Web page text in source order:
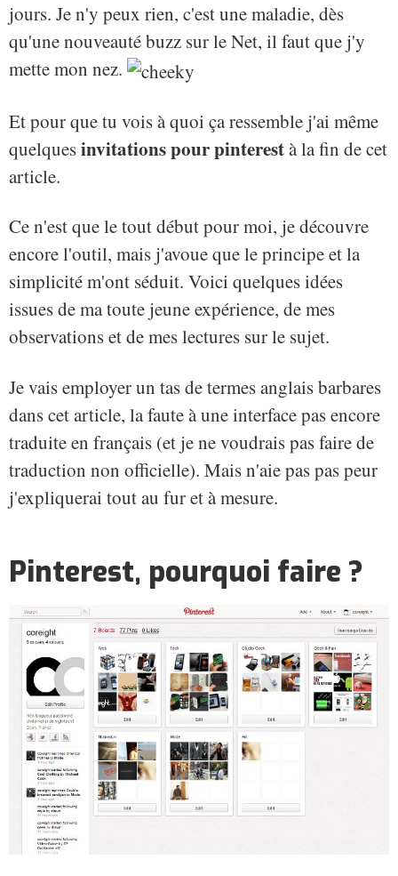
jours. Je n'y peux rien, c'est une maladie, dès
qu'une nouveauté buzz sur le Net, il faut que j'y
mette mon nez.
Et pour que tu vois à quoi ça ressemble j'ai même
quelquesinvitations pour pinterestà la fin de cet
article.
Ce n'est que le tout début pour moi, je découvre
encore l'outil, mais j'avoue que le principe et la
simplicité m'ont séduit. Voici quelques idées
issues de ma toute jeune expérience, de mes
observations et de mes lectures sur le sujet.
Je vais employer un tas de termes anglais barbares
dans cet article, la faute à une interface pas encore
traduite en français (et je ne voudrais pas faire de
traduction non officielle). Mais n'aie pas pas peur
j'expliquerai tout au fur et à mesure.
Pinterest, pourquoi faire ?